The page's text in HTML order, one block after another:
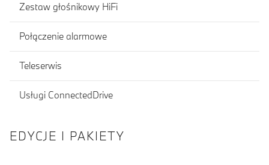
Zestaw głośnikowy HiFi
Połączenie alarmowe
Teleserwis
Usługi ConnectedDrive
EDYCJE I PAKIETY